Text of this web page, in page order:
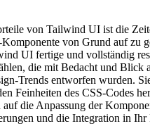
von Tailwind UI ist die
von Grund auf zu
UI fertige und vollständig
die mit Bedacht und Blick
Trends entworfen wurden.
Feinheiten des CSS-Codes
auf die Anpassung der
und die Integration in Ihr